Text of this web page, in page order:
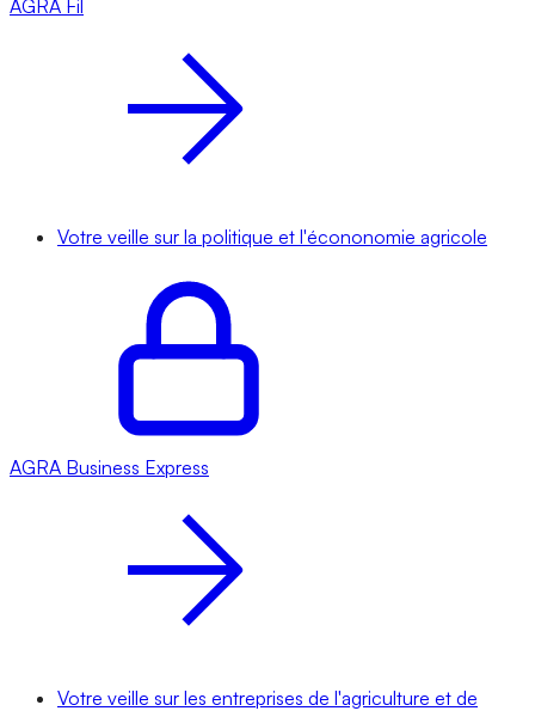
AGRA Fil
Votre veille sur la politique et l'écononomie agricole
AGRA Business Express
Votre veille sur les entreprises de l'agriculture et de